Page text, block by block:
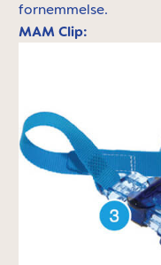
fornemmelse.
MAM Clip: